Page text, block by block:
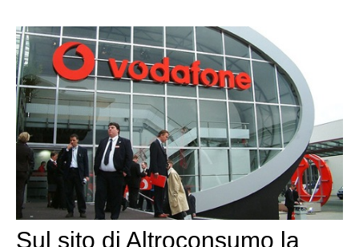
Sul sito di Altroconsumo la